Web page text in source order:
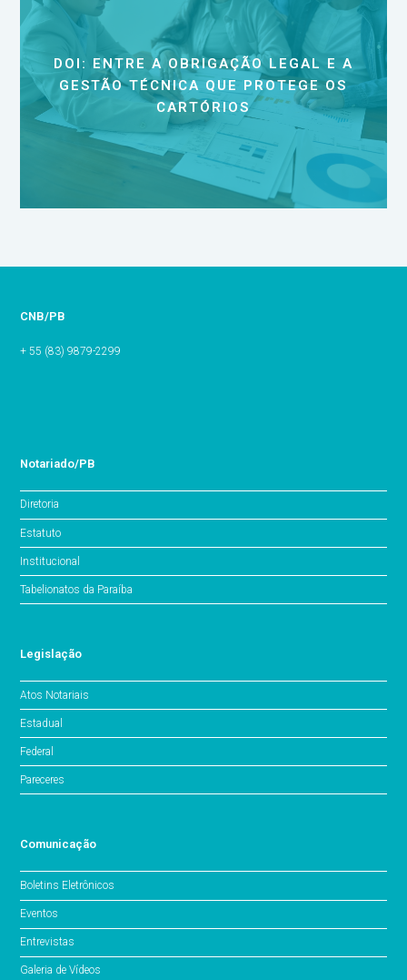
DOI: ENTRE A OBRIGAÇÃO LEGAL E A
GESTÃO TÉCNICA QUE PROTEGE OS
CARTÓRIOS
CNB/PB
+ 55 (83) 9879-2299
Notariado/PB
Diretoria
Estatuto
Institucional
Tabelionatos da Paraíba
Legislação
Atos Notariais
Estadual
Federal
Pareceres
Comunicação
Boletins Eletrônicos
Eventos
Entrevistas
Galeria de Vídeos